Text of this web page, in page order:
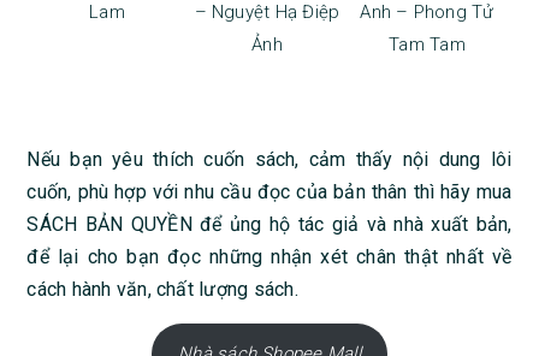
Lam
– Nguyệt Hạ Điệp
Ảnh
Anh – Phong Tử
Tam Tam
Nếu bạn yêu thích cuốn sách, cảm thấy nội dung lôi
cuốn, phù hợp với nhu cầu đọc của bản thân thì hãy mua
SÁCH BẢN QUYỀN để ủng hộ tác giả và nhà xuất bản,
để lại cho bạn đọc những nhận xét chân thật nhất về
cách hành văn, chất lượng sách.